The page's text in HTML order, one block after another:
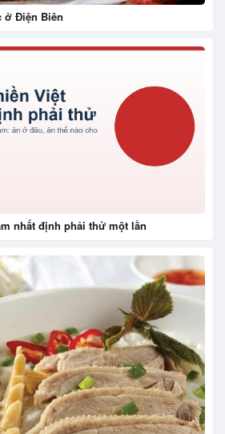
ở Điện Biên
nhất định phải thử một lần